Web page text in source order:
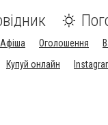
Афіша Оголошення
Купуй онлайн